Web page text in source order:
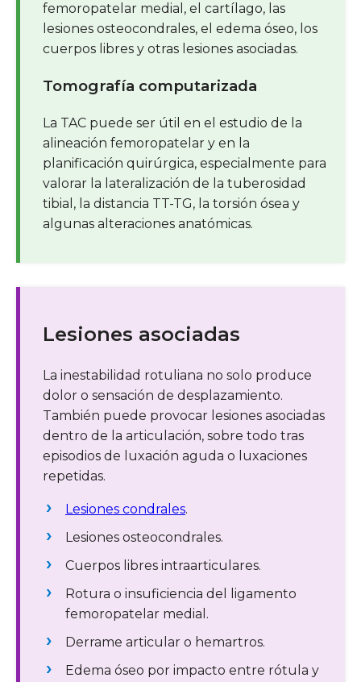
femoropatelar medial, el cartílago, las
lesiones osteocondrales, el edema óseo, los
cuerpos libres y otras lesiones asociadas.
Tomografía computarizada
La TAC puede ser útil en el estudio de la
alineación femoropatelar y en la
planificación quirúrgica, especialmente para
valorar la lateralización de la tuberosidad
tibial, la distancia TT-TG, la torsión ósea y
algunas alteraciones anatómicas.
Lesiones asociadas
La inestabilidad rotuliana no solo produce
dolor o sensación de desplazamiento.
También puede provocar lesiones asociadas
dentro de la articulación, sobre todo tras
episodios de luxación aguda o luxaciones
repetidas.
Lesiones condrales.
Lesiones osteocondrales.
Cuerpos libres intraarticulares.
Rotura o insuficiencia del ligamento
femoropatelar medial.
Derrame articular o hemartros.
Edema óseo por impacto entre rótula y